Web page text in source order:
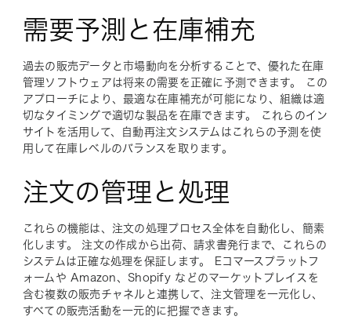
需要予測と在庫補充
過去の販売データと市場動向を分析することで、優れた在庫
管理ソフトウェアは将来の需要を正確に予測できます。 この
アプローチにより、最適な在庫補充が可能になり、組織は適
切なタイミングで適切な製品を在庫できます。 これらのイン
サイトを活用して、自動再注文システムはこれらの予測を使
用して在庫レベルのバランスを取ります。
注文の管理と処理
これらの機能は、注文の処理プロセス全体を自動化し、簡素
化します。 注文の作成から出荷、請求書発行まで、これらの
システムは正確な処理を保証します。 Eコマースプラットフ
ォームや Amazon、Shopify などのマーケットプレイスを
含む複数の販売チャネルと連携して、注文管理を一元化し、
すべての販売活動を一元的に把握できます。